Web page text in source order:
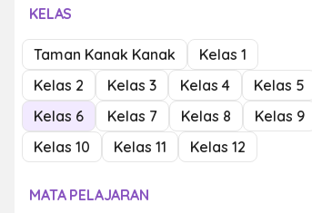
KELAS
Taman Kanak Kanak
Kelas 1
Kelas 2
Kelas 3 Kelas 4
Kelas 5
Kelas 6
Kelas 7 Kelas 8
Kelas 9
Kelas 10
Kelas 11 Kelas 12
MATA PELAJARAN